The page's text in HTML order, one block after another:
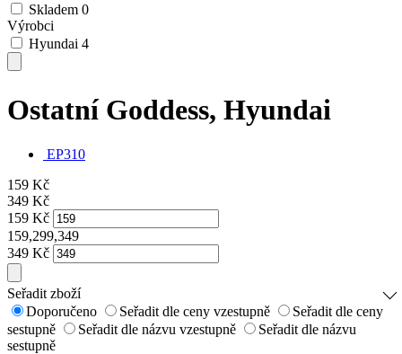
Skladem 0
Výrobci
Hyundai 4
Ostatní Goddess, Hyundai
EP310
159 Kč
349 Kč
159 Kč
159,299,349
349 Kč
Seřadit zboží
Doporučeno
Seřadit dle ceny vzestupně
Seřadit dle ceny
sestupně
Seřadit dle názvu vzestupně
Seřadit dle názvu
sestupně